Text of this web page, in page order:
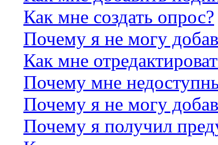
Как мне создать опрос?
Почему я не могу
Как мне
Почему мне
Почему я не могу
Почему я получил